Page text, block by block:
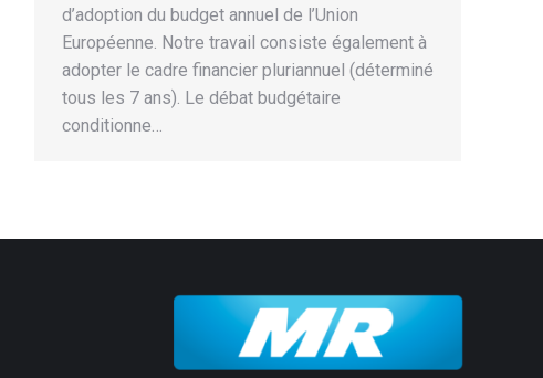
d’adoption du budget annuel de l’Union
Européenne. Notre travail consiste également à
adopter le cadre financier pluriannuel (déterminé
tous les 7 ans). Le débat budgétaire
conditionne…